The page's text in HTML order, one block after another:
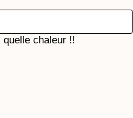
quelle chaleur !!